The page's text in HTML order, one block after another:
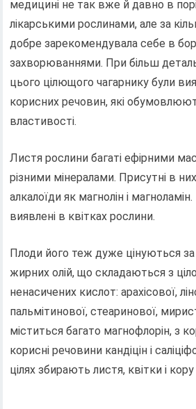
медицині не так вже й давно в
лікарськими рослинами, але за
добре зарекомендувала себе в
захворюваннями. При більш
цього цілющого чагарнику були
корисних речовин, які
властивості.
Листя рослини багаті ефірними
різними мінералами. Присутні в
алкалоїди як магнолін і
виявлені в квітках рослини.
Плоди його теж дуже цінуються
жирних олій, що складаються з
ненасичених кислот: арахісової,
пальмітинової, стеаринової,
міститься багато магнофлорін, з
корисні речовини кандіцін і
цілях збирають листя, квітки і